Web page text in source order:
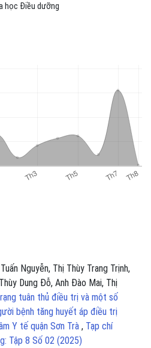
học Điều dưỡng
Nguyễn, Thị Thùy Trang Trịnh,
Dung Đỗ, Anh Đào Mai, Thị
tuân thủ điều trị và một số
bệnh tăng huyết áp điều trị
Y tế quận Sơn Trà , Tạp chí
Tập 8 Số 02 (2025)